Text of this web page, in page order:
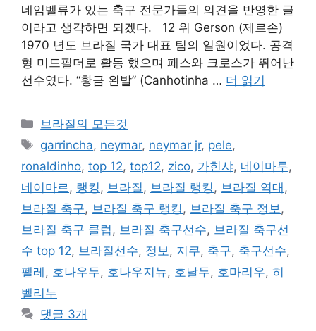
네임벨류가 있는 축구 전문가들의 의견을 반영한 글
이라고 생각하면 되겠다. 12 위 Gerson (제르손)
1970 년도 브라질 국가 대표 팀의 일원이었다. 공격
형 미드필더로 활동 했으며 패스와 크로스가 뛰어난
선수였다. “황금 왼발” (Canhotinha … 더 읽기
카
고
리
브라질의 모든것
태
그
garrincha, neymar, neymar jr, pele,
ronaldinho, top 12, top12, zico, 가힌샤, 네이마루,
네이마르 , 랭킹 , 브라질 , 브라질 랭킹 , 브라질 역대 ,
브라질 축구, 브라질 축구 랭킹 , 브라질 축구 정보 ,
브라질 축구 클럽 , 브라질 축구선수, 브라질 축구선
수 top 12, 브라질선수, 정보 , 지쿠, 축구, 축구선수,
펠레 , 호나우두, 호나우지뉴, 호날두, 호마리우, 히
벨리누
댓글 3개